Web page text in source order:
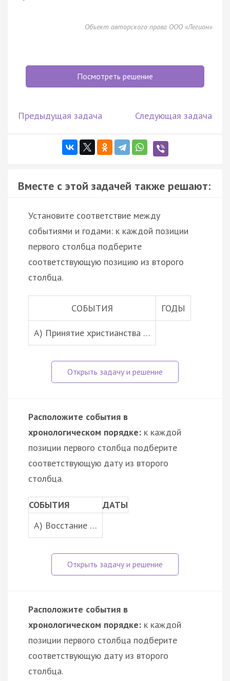
Объект авторского права ООО «Легион»
Посмотреть решение
Предыдущая задача Следующая задача
Вместе с этой задачей также решают:
Установите соответствие между
событиями и годами: к каждой позиции
первого столбца подберите
соответствующую позицию из второго
столбца.
СОБЫТИЯ ГОДЫ
А) Принятие христианства …
Расположите события в
хронологическом порядке: к каждой
позиции первого столбца подберите
соответствующую дату из второго
столбца.
СОБЫТИЯ
ДАТЫ
A) Восстание …
Расположите события в
хронологическом порядке: к каждой
позиции первого столбца подберите
соответствующую дату из второго
столбца.